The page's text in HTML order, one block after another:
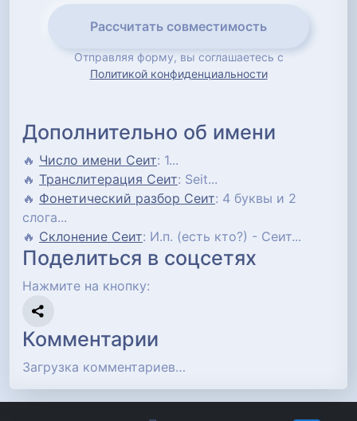
Рассчитать совместимость
Отправляя форму, вы соглашаетесь с
Политикой конфиденциальности
Дополнительно об имени
🔥 Число имени Сеит: 1...
🔥 Транслитерация Сеит: Seit...
🔥 Фонетический разбор Сеит: 4 буквы и 2
слога...
🔥 Склонение Сеит: И.п. (есть кто?) - Сеит...
Поделиться в соцсетях
Нажмите на кнопку:
Комментарии
Загрузка комментариев…